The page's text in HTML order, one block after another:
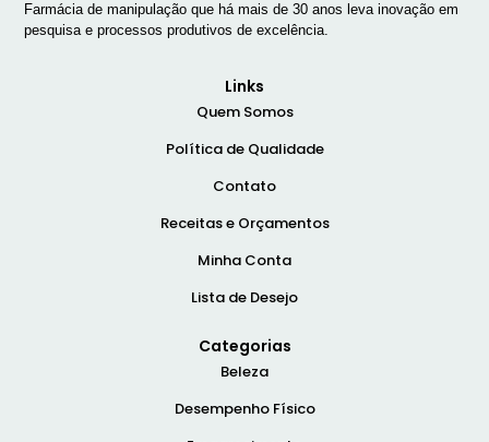
Farmácia de manipulação que há mais de 30 anos leva inovação em
pesquisa e processos produtivos de excelência.
Links
Quem Somos
Política de Qualidade
Contato
Receitas e Orçamentos
Minha Conta
Lista de Desejo
Categorias
Beleza
Desempenho Físico